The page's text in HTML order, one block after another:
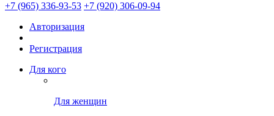
+7 (965) 336-93-53 +7 (920) 306-09-94
Авторизация
Регистрация
Для кого
Для женщин